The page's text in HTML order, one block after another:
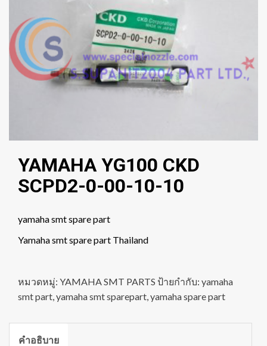
YAMAHA YG100 CKD
SCPD2-0-00-10-10
yamaha smt spare part
Yamaha smt spare part Thailand
หมวดหมู่: YAMAHA SMT PARTS ป้ายกำกับ: yamaha
smt part yamaha smt sparepart yamaha spare part
คำอธิบาย